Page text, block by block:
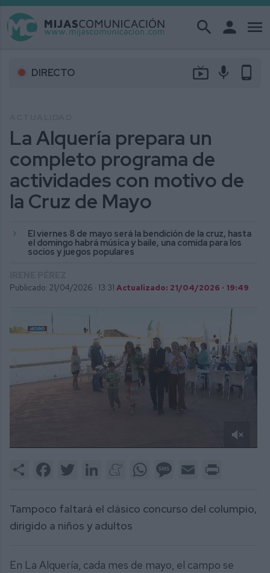
search person menu
DIRECTO live_tv mic phone_android
La Alquería prepara un
completo programa de
actividades con motivo de
la Cruz de Mayo
El viernes 8 de mayo será la bendición de la cruz, hasta
el domingo habrá música y baile, una comida para los
socios y juegos populares
Publicado: 21/04/2026 · 13:31 Actualizado: 21/04/2026 · 19:49
2
Share FacebookTwitter LinkedInMeneameWhatsAppMessage
Email
Tampoco faltará el clásico concurso del columpio,
dirigido a niños y adultos
En La Alquería, cada mes de mayo, el campo se